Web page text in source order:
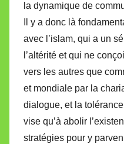
la dynamique de
Il y a donc là
avec l’islam, qui a un
l’altérité et qui ne
vers les autres que
et mondiale par la
dialogue, et la
vise qu’à abolir
stratégies pour y